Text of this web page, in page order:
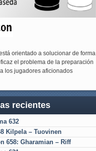
orientado a solucionar de forma
el problema de la preparación
los jugadores aficionados
recientes
632
Kilpela – Tuovinen
658: Gharamian – Riff